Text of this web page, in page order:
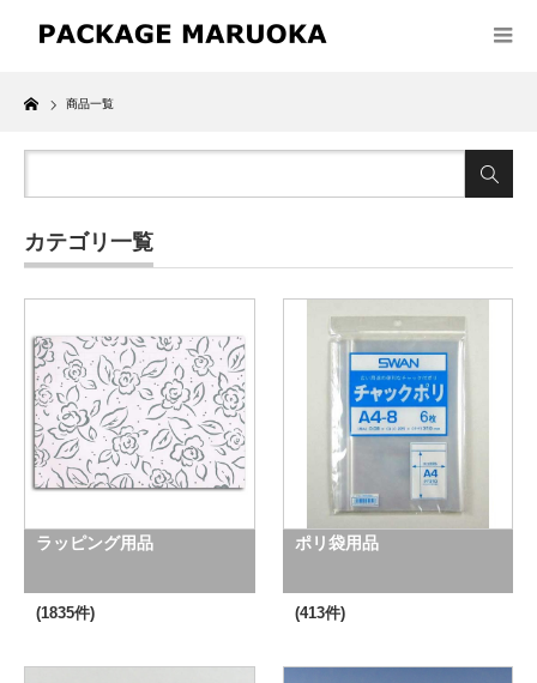
Home
商品一覧
カテゴリ一覧
ラッピング用品
(1835件)
ポリ袋用品
(413件)